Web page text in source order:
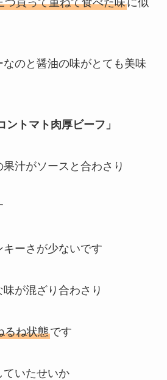
つ買って重ねて食べた味に似
のと醤油の味がとても美味
ントマト肉厚ビーフ」
汁がソースと合わさり
ーさが少ないです
が混ざり合わさり
るね状態です
ていたせいか